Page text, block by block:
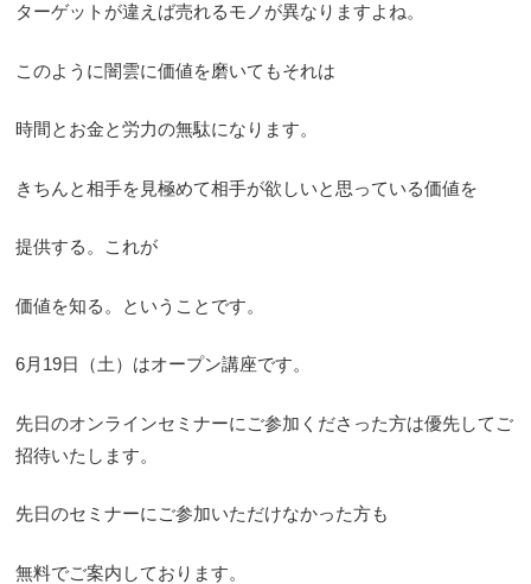
ターゲットが違えば売れるモノが異なりますよね。
このように闇雲に価値を磨いてもそれは
時間とお金と労力の無駄になります。
きちんと相手を見極めて相手が欲しいと思っている価値を
提供する。これが
価値を知る。ということです。
6月19日（土）はオープン講座です。
先日のオンラインセミナーにご参加くださった方は優先してご
招待いたします。
先日のセミナーにご参加いただけなかった方も
無料でご案内しております。